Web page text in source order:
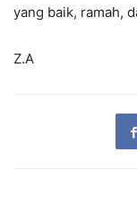
yang baik, ramah,
Z.A